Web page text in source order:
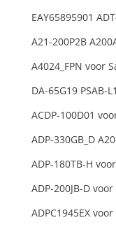
DA-65G19 PSAB-
ACDP-100D01
ADP-180TB-H
ADPC1945EX